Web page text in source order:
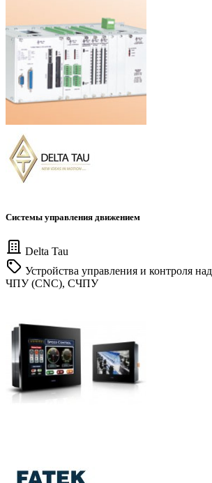
Системы управления движением
Delta Tau
Устройства управления и контроля
ЧПУ (CNC), СЧПУ